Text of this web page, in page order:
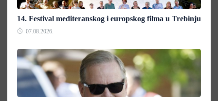
14. Festival mediteranskog i europskog filma u Trebinju
07.08.2026.